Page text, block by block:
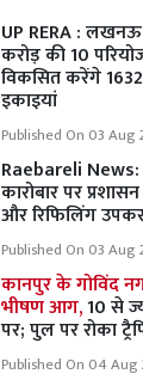
UP RERA :
करोड़ की 10
विकसित करेंगे
इकाइयां
Published On 03 Aug
Raebareli
कारोबार पर
और रिफिलिंग
Published On 03 Aug
कानपुर के गोविंद
भीषण आग,10 से
पर; पुल पर रोका
Published On 04